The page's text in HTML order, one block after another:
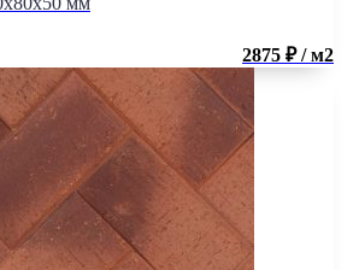
2875 ₽ / м2